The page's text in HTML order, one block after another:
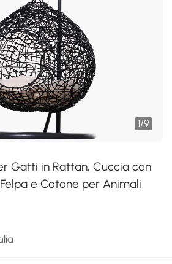
1/9
Gatti in Rattan, Cuccia con
e Cotone per Animali